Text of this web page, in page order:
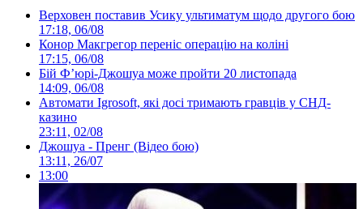
Верховен поставив Усику ультиматум щодо другого бою
17:18, 06/08
Конор Макгрегор переніс операцію на коліні
17:15, 06/08
Бій Ф’юрі-Джошуа може пройти 20 листопада
14:09, 06/08
Автомати Igrosoft, які досі тримають гравців у СНД-
казино
23:11, 02/08
Джошуа - Пренг (Відео бою)
13:11, 26/07
13:00